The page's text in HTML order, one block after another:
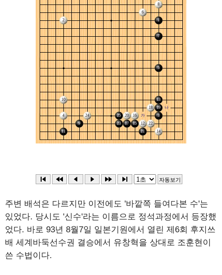
주변 배석은 다르지만 이전에도 '바깥쪽 들여다본 수'는
있었다. 당시도 '신수'라는 이름으로 정석과정에서 등장했
었다. 바로 93년 8월7일 일본기원에서 열린 제6회 후지쓰
배 세계바둑선수권 결승에서 유창혁을 상대로 조훈현이
쓴 수법이다.